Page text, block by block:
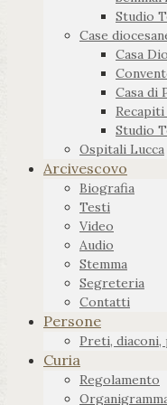
Studio
Case
Casa
Casa di
Studio
Ospitali Lucca
Arcivescovo
Biografia
Testi
Video
Audio
Stemma
Segreteria
Contatti
Persone
Preti,
Curia
Regolamento